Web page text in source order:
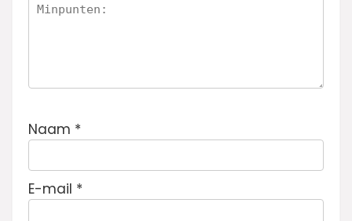
Naam *
E-mail *